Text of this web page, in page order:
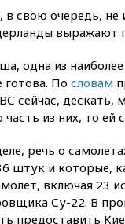
в свою очередь, не
выражают
одна из
По словам
сейчас,
из них, то ей
речь о
штук и которые,
включая 23
Су-22. В
предоставить